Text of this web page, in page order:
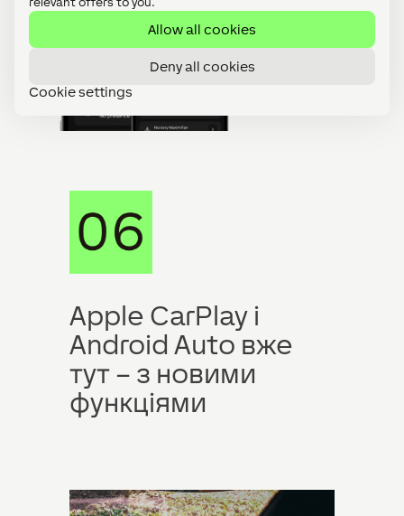
Allow all cookies
Deny all cookies
Cookie settings
Apple CarPlay і
Android Auto вже
тут – з новими
функціями